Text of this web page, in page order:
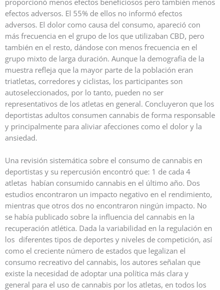
efectos adversos. El 55% de ellos no informó efectos
adversos. El dolor como causa del consumo, apareció con
más frecuencia en el grupo de los que utilizaban CBD, pero
también en el resto, dándose con menos frecuencia en el
grupo mixto de larga duración. Aunque la demografía de la
muestra refleja que la mayor parte de la población eran
triatletas, corredores y ciclistas, los participantes son
autoseleccionados, por lo tanto, pueden no ser
representativos de los atletas en general. Concluyeron que los
deportistas adultos consumen cannabis de forma responsable
y principalmente para aliviar afecciones como el dolor y la
ansiedad.
Una revisión sistemática sobre el consumo de cannabis en
deportistas y su repercusión encontró que: 1 de cada 4
atletas habían consumido cannabis en el último año. Dos
estudios encontraron un impacto negativo en el rendimiento,
mientras que otros dos no encontraron ningún impacto. No
se había publicado sobre la influencia del cannabis en la
recuperación atlética. Dada la variabilidad en la regulación en
los diferentes tipos de deportes y niveles de competición, así
como el creciente número de estados que legalizan el
consumo recreativo del cannabis, los autores señalan que
existe la necesidad de adoptar una política más clara y
general para el uso de cannabis por los atletas, en todos los